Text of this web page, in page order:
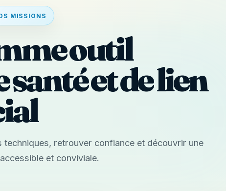
MISSIONS
outil
et de lien
retrouver confiance et découvrir une
et conviviale.